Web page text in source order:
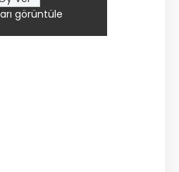
görüntüle